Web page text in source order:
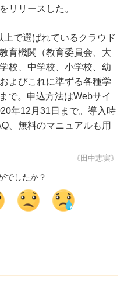
リリースした。
で選ばれているクラウド
育機関（教育委員会、大
校、中学校、小学校、幼
よびこれに準ずる各種学
で。申込方法はWebサイ
年12月31日まで。導入時
、無料のマニュアルも用
《田中志実》
でしたか？